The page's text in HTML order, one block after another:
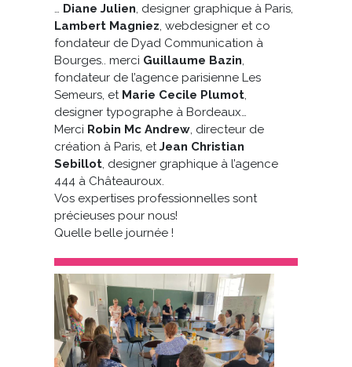
… Diane Julien, designer graphique à Paris,
Lambert Magniez, webdesigner et co
fondateur de Dyad Communication à
Bourges.. merci Guillaume Bazin,
fondateur de l’agence parisienne Les
Semeurs, et Marie Cecile Plumot,
designer typographe à Bordeaux…
Merci Robin Mc Andrew, directeur de
création à Paris, etJean Christian
Sebillot, designer graphique à l’agence
444 à Châteauroux.
Vos expertises professionnelles sont
précieuses pour nous!
Quelle belle journée !